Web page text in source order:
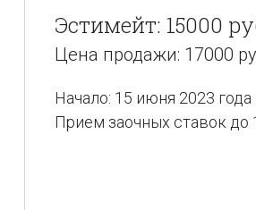
Эстимейт: 15000
Цена продажи: 17000
Начало: 15 июня 2023 года
Прием заочных ставок до